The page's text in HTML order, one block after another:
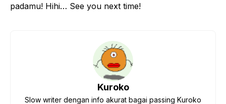
padamu! Hihi… See you next time!
Kuroko
Slow writer dengan info akurat bagai passing Kuroko